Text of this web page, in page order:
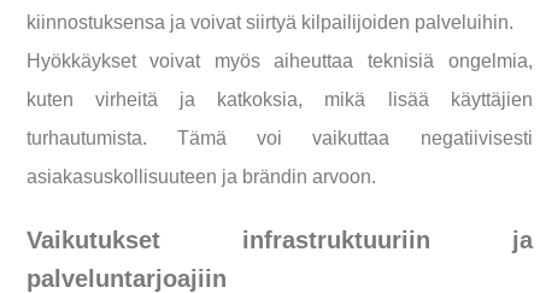
kiinnostuksensa ja voivat siirtyä kilpailijoiden palveluihin.
Hyökkäykset voivat myös aiheuttaa teknisiä ongelmia,
kuten virheitä ja katkoksia, mikä lisää käyttäjien
turhautumista. Tämä voi vaikuttaa negatiivisesti
asiakasuskollisuuteen ja brändin arvoon.
Vaikutukset infrastruktuuriin ja
palveluntarjoajiin